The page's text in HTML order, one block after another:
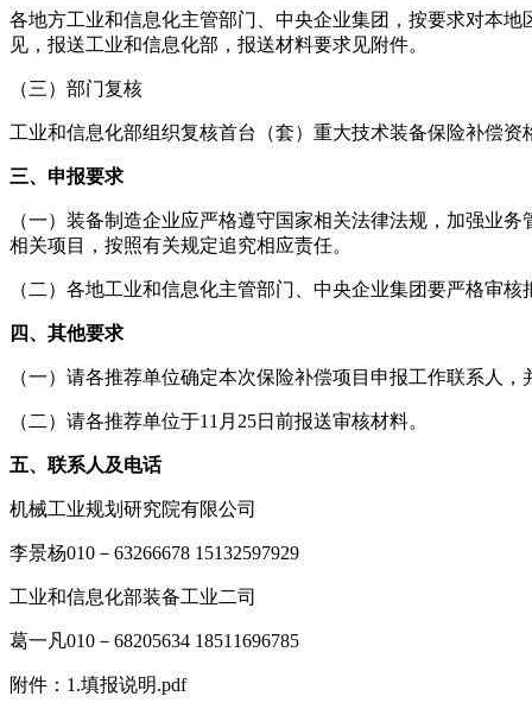
各地方工业和信息化主管部门、中央企业集团，按要求对本
见，报送工业和信息化部，报送材料要求见附件。
（三）部门复核
工业和信息化部组织复核首台（套）重大技术装备保险补偿
三、申报要求
（一）装备制造企业应严格遵守国家相关法律法规，加强业
相关项目，按照有关规定追究相应责任。
（二）各地工业和信息化主管部门、中央企业集团要严格审
四、其他要求
（一）请各推荐单位确定本次保险补偿项目申报工作联系人，
（二）请各推荐单位于11月25日前报送审核材料。
五、联系人及电话
机械工业规划研究院有限公司
李景杨010－63266678 15132597929
工业和信息化部装备工业二司
葛一凡010－68205634 18511696785
附件：1.填报说明.pdf